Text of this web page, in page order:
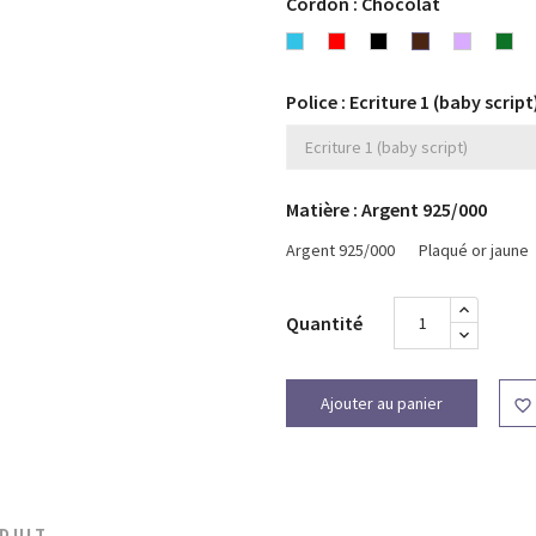
Bleu RougeNoir ChocolatLavande
Police : Ecriture 1 (baby
Matière : Argent 925/000
Argent 925/000 Plaqué or jaune
Quantité
Ajouter au panier 